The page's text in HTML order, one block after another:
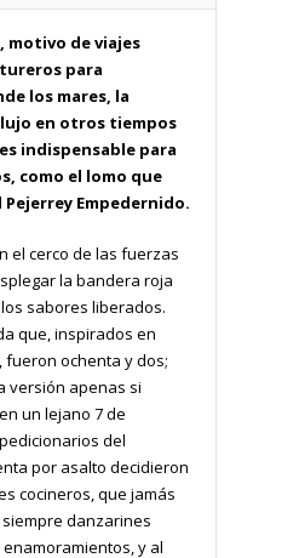
motivo de viajes
para
los mares, la
en otros tiempos
indispensable para
como el lomo que
Pejerrey Empedernido.
el cerco de las fuerzas
la bandera roja
sabores liberados.
que, inspirados en
ochenta y dos;
versión apenas si
un lejano 7 de
del
por asalto decidieron
cocineros, que jamás
danzarines
y al